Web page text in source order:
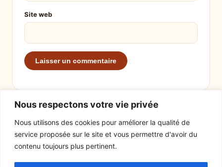
Nous respectons votre vie privée
Nous utilisons des cookies pour améliorer la qualité de
service proposée sur le site et vous permettre d'avoir du
contenu toujours plus pertinent.
Site web